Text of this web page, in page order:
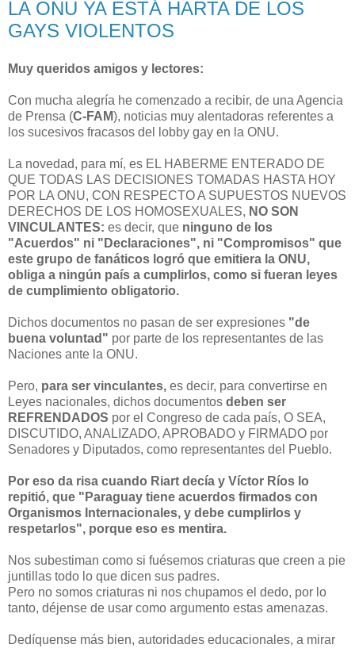
LA ONU YA ESTÁ HARTA DE LOS
GAYS VIOLENTOS
Muy queridos amigos y lectores:
Con mucha alegría he comenzado a recibir, de una Agencia
de Prensa (C-FAM), noticias muy alentadoras referentes a
los sucesivos fracasos del lobby gay en la ONU.
La novedad, para mí, es EL HABERME ENTERADO DE
QUE TODAS LAS DECISIONES TOMADAS HASTA HOY
POR LA ONU, CON RESPECTO A SUPUESTOS NUEVOS
DERECHOS DE LOS HOMOSEXUALES, NO SON
VINCULANTES: es decir, que ninguno de los
"Acuerdos" ni "Declaraciones", ni "Compromisos" que
este grupo de fanáticos logró que emitiera la ONU,
obliga a ningún país a cumplirlos, como si fueran leyes
de cumplimiento obligatorio.
Dichos documentos no pasan de ser expresiones "de
buena voluntad" por parte de los representantes de las
Naciones ante la ONU.
Pero, para ser vinculantes, es decir, para convertirse en
Leyes nacionales, dichos documentos deben ser
REFRENDADOS por el Congreso de cada país, O SEA,
DISCUTIDO, ANALIZADO, APROBADO y FIRMADO por
Senadores y Diputados, como representantes del Pueblo.
Por eso da risa cuando Riart decía y Víctor Ríos lo
repitió, que "Paraguay tiene acuerdos firmados con
Organismos Internacionales, y debe cumplirlos y
respetarlos", porque eso es mentira.
Nos subestiman como si fuésemos criaturas que creen a pie
juntillas todo lo que dicen sus padres.
Pero no somos criaturas ni nos chupamos el dedo, por lo
tanto, déjense de usar como argumento estas amenazas.
Dedíquense más bien, autoridades educacionales, a mirar